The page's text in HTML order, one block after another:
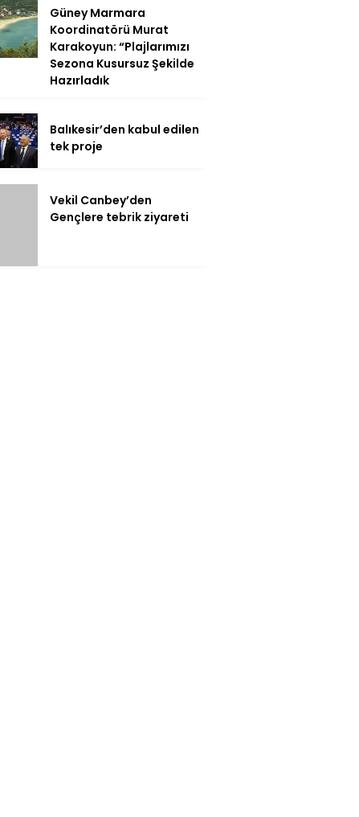
Koordinatörü Murat
Karakoyun: “Plajlarımızı
Sezona Kusursuz Şekilde
Hazırladık
tek proje
Gençlere tebrik ziyareti